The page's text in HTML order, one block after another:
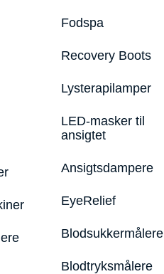
Fodspa
Recovery Boots
Lysterapilamper
LED-masker til
ansigtet
Ansigtsdampere
EyeRelief
Blodsukkermålere
Blodtryksmålere